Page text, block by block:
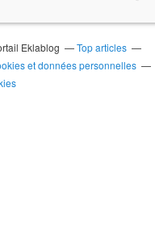
Eklablog
Top articles
et données personnelles